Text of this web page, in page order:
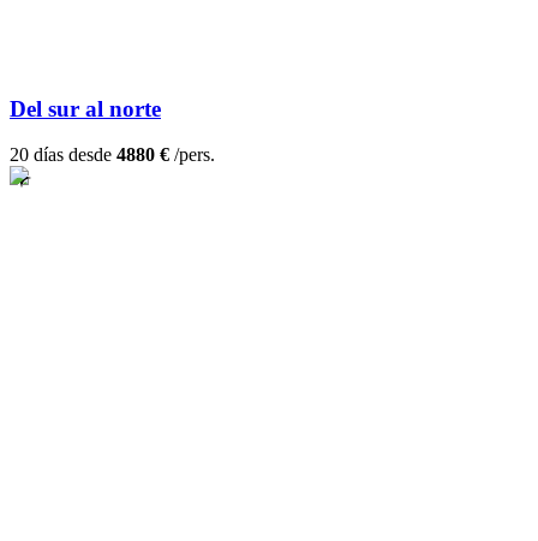
Del sur al norte
20 días desde 4880 € /pers.